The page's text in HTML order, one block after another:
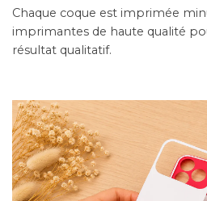
Chaque coque est imprimée
imprimantes de haute qualité
résultat qualitatif.